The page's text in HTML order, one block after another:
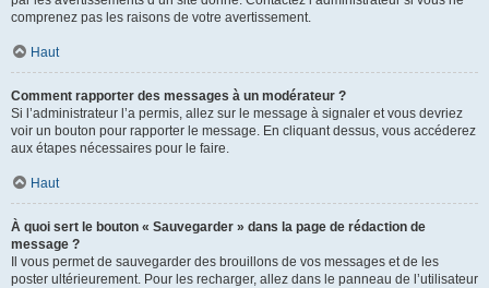
comprenez pas les raisons de votre avertissement.
Haut
Comment rapporter des messages à un modérateur ?
Si l’administrateur l’a permis, allez sur le message à signaler et vous devriez
voir un bouton pour rapporter le message. En cliquant dessus, vous accéderez
aux étapes nécessaires pour le faire.
Haut
À quoi sert le bouton « Sauvegarder » dans la page de rédaction de
message ?
Il vous permet de sauvegarder des brouillons de vos messages et de les
poster ultérieurement. Pour les recharger, allez dans le panneau de l’utilisateur